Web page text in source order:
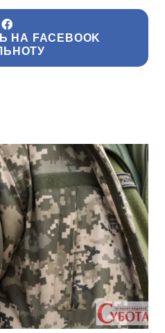
НА FACEBOOK